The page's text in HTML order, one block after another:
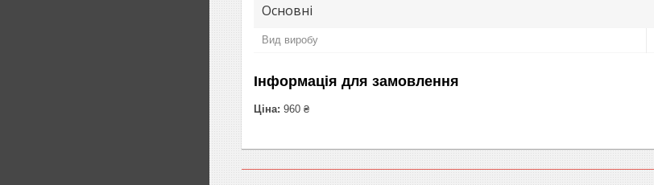
Основні
Вид виробу
Інформація для замовлення
Ціна: 960 ₴